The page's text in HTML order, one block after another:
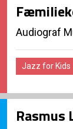
Audiograf
Jazz for Kids
Rasmus